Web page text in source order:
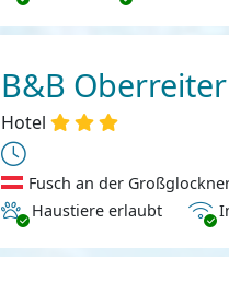
B&B
Hotel
Fusch an der
Haustiere erlaubt
Haustiere erlaubt